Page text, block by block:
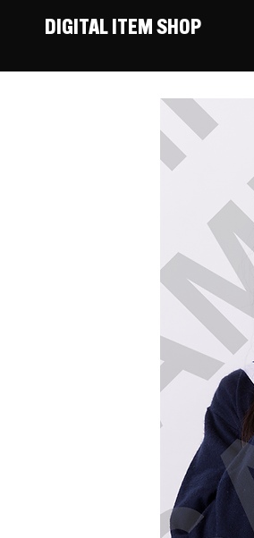
DIGITAL ITEM SHOP